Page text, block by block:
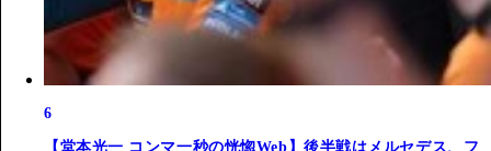
6
【堂本光一 コンマ一秒の恍惚Web】後半戦はメルセデス、フ